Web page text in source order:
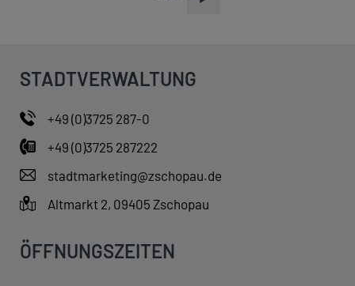
STADTVERWALTUNG
+49 (0)3725 287-0
+49 (0)3725 287222
stadtmarketing@zschopau.de
Altmarkt 2, 09405 Zschopau
ÖFFNUNGSZEITEN